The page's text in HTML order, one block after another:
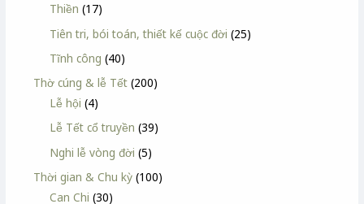
Thiền (17)
Tiên tri, bói toán, thiết kế cuộc đời (25)
Tĩnh công (40)
Thờ cúng & lễ Tết (200)
Lễ hội (4)
Lễ Tết cổ truyền (39)
Nghi lễ vòng đời (5)
Thời gian & Chu kỳ (100)
Can Chi (30)